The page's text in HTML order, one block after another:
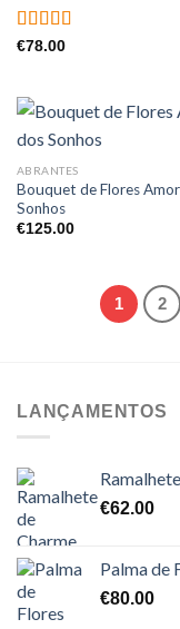
Avaliação
€78.00
ABRANTES
Bouquet de Flores
Sonhos
€125.00
1 2
LANÇAMENTOS
€62.00
Palma de
€80.00